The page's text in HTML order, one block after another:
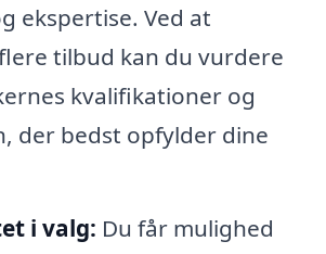
ekspertise. Ved at
tilbud kan du vurdere
kvalifikationer og
der bedst opfylder dine
i valg: Du får mulighed